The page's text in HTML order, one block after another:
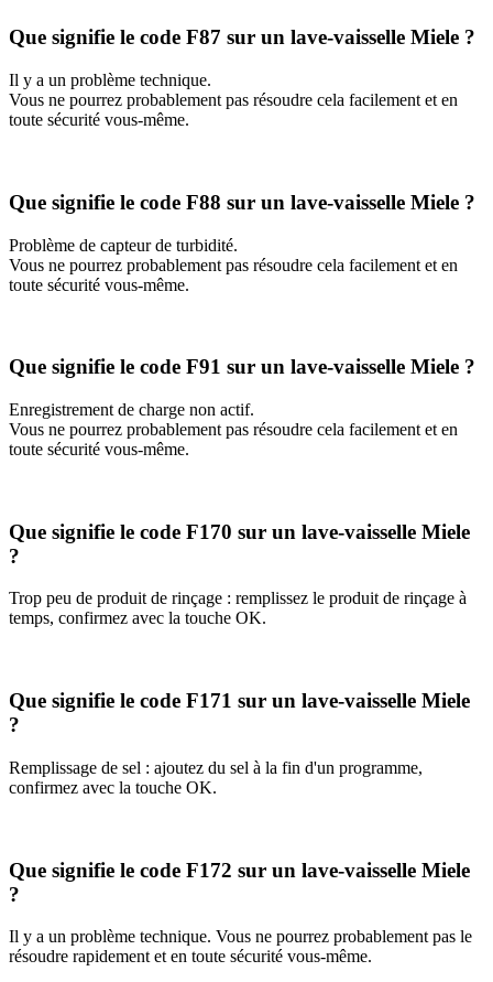
Que signifie le code F87 sur un lave-vaisselle Miele ?
Il y a un problème technique.
Vous ne pourrez probablement pas résoudre cela facilement et en
toute sécurité vous-même.
Que signifie le code F88 sur un lave-vaisselle Miele ?
Problème de capteur de turbidité.
Vous ne pourrez probablement pas résoudre cela facilement et en
toute sécurité vous-même.
Que signifie le code F91 sur un lave-vaisselle Miele ?
Enregistrement de charge non actif.
Vous ne pourrez probablement pas résoudre cela facilement et en
toute sécurité vous-même.
Que signifie le code F170 sur un lave-vaisselle Miele
?
Trop peu de produit de rinçage : remplissez le produit de rinçage à
temps, confirmez avec la touche OK.
Que signifie le code F171 sur un lave-vaisselle Miele
?
Remplissage de sel : ajoutez du sel à la fin d'un programme,
confirmez avec la touche OK.
Que signifie le code F172 sur un lave-vaisselle Miele
?
Il y a un problème technique. Vous ne pourrez probablement pas le
résoudre rapidement et en toute sécurité vous-même.